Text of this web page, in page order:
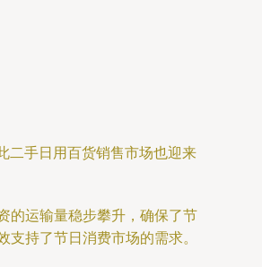
二手日用百货销售市场也迎来
的运输量稳步攀升，确保了节
持了节日消费市场的需求。